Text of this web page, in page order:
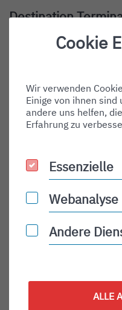
Destination
Destination Gate:
Shortname:
Type:
departure
PLN
Status Description:
Checkin:
Codeshare:
Cookie
Wir verwenden
Einige von ihnen
andere uns helfen,
Erfahrung zu
Essenzielle
Essenzielle
Webanalyse &
Andere Dienste
Andere
ALLE